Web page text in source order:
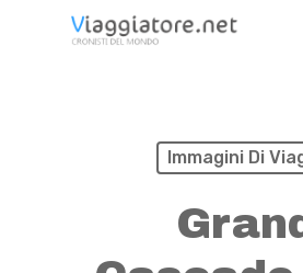
Immagini Di